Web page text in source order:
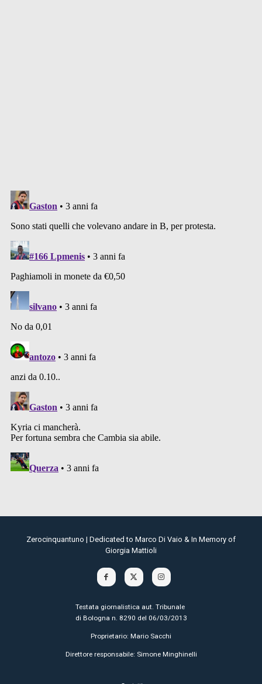
Zerocinquantuno | Dedicated to Marco Di Vaio & In Memory of
Giorgia Mattioli
Testata giornalistica aut. Tribunale
di Bologna n. 8290 del 06/03/2013
Proprietario: Mario Sacchi
Direttore responsabile: Simone Minghinelli